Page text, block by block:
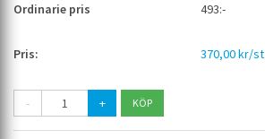
493:-
370,00 kr/st
- +